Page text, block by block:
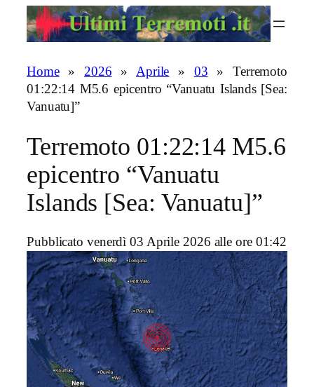
Home» 2026 » Aprile » 03 » Terremoto
01:22:14 M5.6 epicentro “Vanuatu Islands [Sea:
Vanuatu]”
Terremoto 01:22:14 M5.6
epicentro “Vanuatu
Islands [Sea: Vanuatu]”
Pubblicato venerdì 03 Aprile 2026 alle ore 01:42